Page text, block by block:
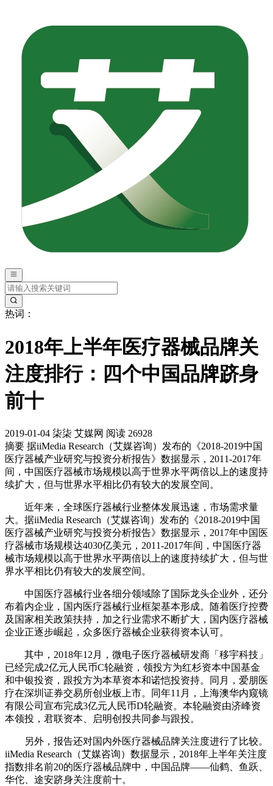
热词：
2018年上半年医疗器械品牌关
注度排行：四个中国品牌跻身
前十
2019-01-04 柒柒 艾媒网 阅读 26928
摘要 据iiMedia Research（艾媒咨询）发布的《2018-2019中国
医疗器械产业研究与投资分析报告》数据显示，2011-2017年
间，中国医疗器械市场规模以高于世界水平两倍以上的速度持
续扩大，但与世界水平相比仍有较大的发展空间。
近年来，全球医疗器械行业整体发展迅速，市场需求量
大。据iiMedia Research（艾媒咨询）发布的《2018-2019中国
医疗器械产业研究与投资分析报告》数据显示，2017年中国医
疗器械市场规模达4030亿美元，2011-2017年间，中国医疗器
械市场规模以高于世界水平两倍以上的速度持续扩大，但与世
界水平相比仍有较大的发展空间。
中国医疗器械行业各细分领域除了国际龙头企业外，还分
布着内企业，国内医疗器械行业框架基本形成。随着医疗控费
及国家相关政策扶持，加之行业需求不断扩大，国内医疗器械
企业正逐步崛起，众多医疗器械企业获得资本认可。
其中，2018年12月，微电子医疗器械研发商「移宇科技」
已经完成2亿元人民币C轮融资，领投方为红杉资本中国基金
和中银投资，跟投方为本草资本和诺恺投资持。同月，爱朋医
疗在深圳证券交易所创业板上市。同年11月，上海澳华内窥镜
有限公司宣布完成3亿元人民币D轮融资。本轮融资由济峰资
本领投，君联资本、启明创投共同参与跟投。
另外，报告还对国内外医疗器械品牌关注度进行了比较。
iiMedia Research（艾媒咨询）数据显示，2018年上半年关注度
指数排名前20的医疗器械品牌中，中国品牌——仙鹤、鱼跃、
华佗、途安跻身关注度前十。